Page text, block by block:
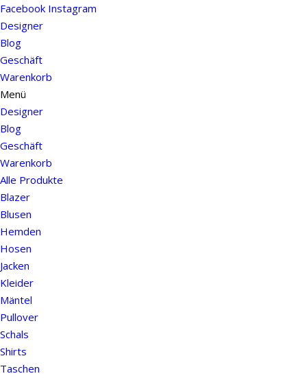
Facebook Instagram
Designer
Blog
Geschäft
Warenkorb
Menü
Designer
Blog
Geschäft
Warenkorb
Alle Produkte
Blazer
Blusen
Hemden
Hosen
Jacken
Kleider
Mäntel
Pullover
Schals
Shirts
Taschen